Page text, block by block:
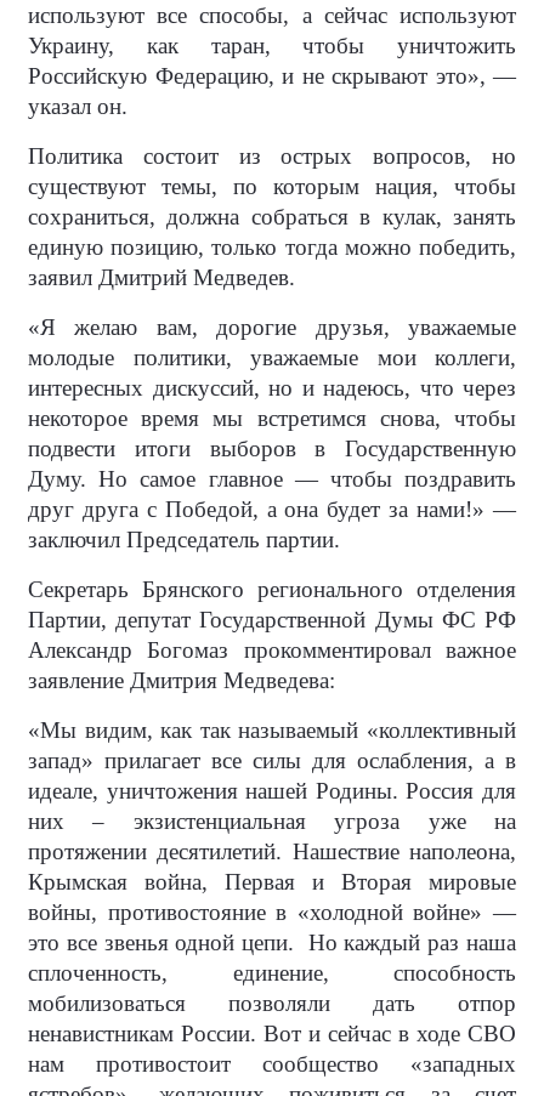
используют все способы, а сейчас используют
Украину, как таран, чтобы уничтожить
Российскую Федерацию, и не скрывают это», —
указал он.
Политика состоит из острых вопросов, но
существуют темы, по которым нация, чтобы
сохраниться, должна собраться в кулак, занять
единую позицию, только тогда можно победить,
заявил Дмитрий Медведев.
«Я желаю вам, дорогие друзья, уважаемые
молодые политики, уважаемые мои коллеги,
интересных дискуссий, но и надеюсь, что через
некоторое время мы встретимся снова, чтобы
подвести итоги выборов в Государственную
Думу. Но самое главное — чтобы поздравить
друг друга с Победой, а она будет за нами!» —
заключил Председатель партии.
Секретарь Брянского регионального отделения
Партии, депутат Государственной Думы ФС РФ
Александр Богомаз прокомментировал важное
заявление Дмитрия Медведева:
«Мы видим, как так называемый «коллективный
запад» прилагает все силы для ослабления, а в
идеале, уничтожения нашей Родины. Россия для
них – экзистенциальная угроза уже на
протяжении десятилетий. Нашествие наполеона,
Крымская война, Первая и Вторая мировые
войны, противостояние в «холодной войне» —
это все звенья одной цепи.
Но каждый раз наша
сплоченность, единение, способность
мобилизоваться позволяли дать отпор
ненавистникам России. Вот и сейчас в ходе СВО
нам противостоит сообщество «западных